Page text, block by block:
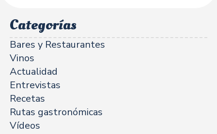
Categorías
Bares y Restaurantes
Vinos
Actualidad
Entrevistas
Recetas
Rutas gastronómicas
Vídeos